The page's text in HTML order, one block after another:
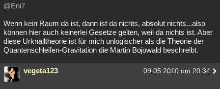
@Eni7
Wenn kein Raum da ist, dann ist da nichts, absolut nichts...also
können hier auch keinerlei Gesetze gelten, weil da nichts ist. Aber
diese Urknalltheorie ist für mich unlogischer als die Theorie der
Quantenschleifen-Gravitation die Martin Bojowald beschreibt.
vegeta123 09.05.2010 um 20:34